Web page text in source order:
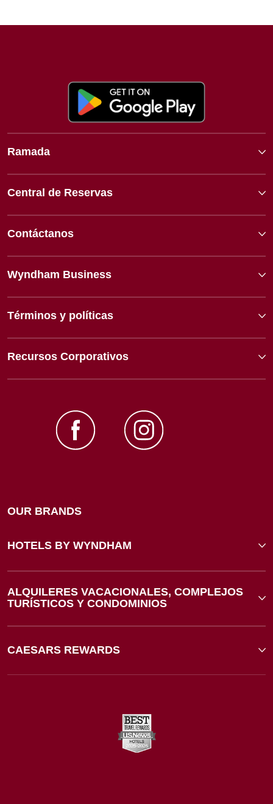
Ramada
Central de Reservas
Contáctanos
Wyndham Business
Términos y políticas
Recursos Corporativos
OUR BRANDS
HOTELS BY WYNDHAM
ALQUILERES VACACIONALES, COMPLEJOS
TURÍSTICOS Y CONDOMINIOS
CAESARS REWARDS